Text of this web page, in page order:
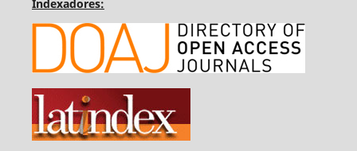
Indexadores: